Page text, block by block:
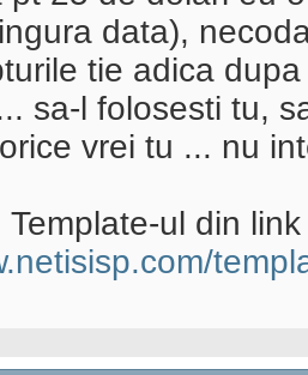
data),
tie adica
sa-l folosesti tu,
vrei tu ... nu
Template-ul din